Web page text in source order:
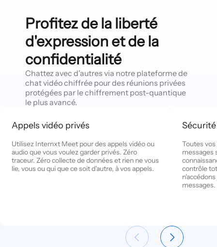
Profitez de la liberté
d'expression et de la
confidentialité
Chattez avec d'autres via notre plateforme de
chat vidéo chiffrée pour des réunions privées
protégées par le chiffrement post-quantique
le plus avancé.
Appels vidéo privés
Utilisez Internxt Meet pour des appels vidéo ou
audio que vous voulez garder privés. Zéro
traceur. Zéro collecte de données et rien ne vous
lie, vous ou qui que ce soit d'autre, à vos appels.
Sécurité
Toutes
messages
contrôle
messages.